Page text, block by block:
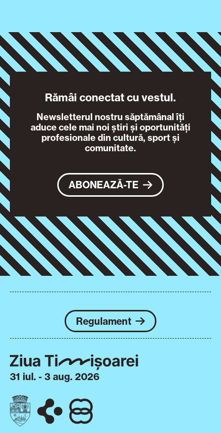
Rămâi conectat cu vestul.
Newsletterul nostru săptămânal îți
aduce cele mai noi știri și oportunități
profesionale din cultură, sport și
comunitate.
ABONEAZĂ-TE
Regulament
31 iul. - 3 aug. 2026